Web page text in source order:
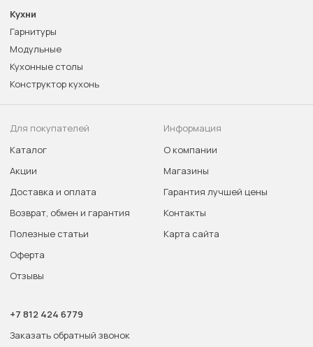
Кухни
Гарнитуры
Модульные
Кухонные столы
Конструктор кухонь
Для покупателей
Каталог
Акции
Доставка и оплата
Возврат, обмен и гарантия
Полезные статьи
Оферта
Отзывы
Информация
О компании
Магазины
Гарантия лучшей цены
Контакты
Карта сайта
+7 812 424 6779
Заказать обратный звонок